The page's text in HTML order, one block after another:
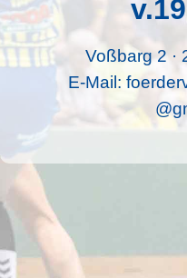
Voßbarg 2 ·
E-Mail: